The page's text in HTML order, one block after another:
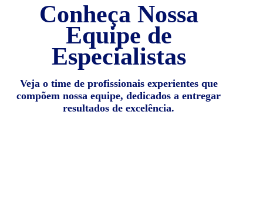
Conheça Nossa
Equipe de
Especialistas
Veja o time de profissionais experientes que
compõem nossa equipe, dedicados a entregar
resultados de excelência.